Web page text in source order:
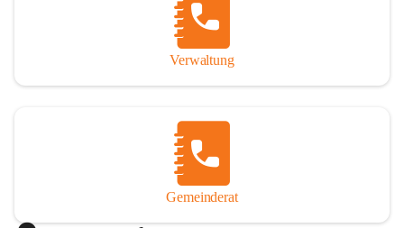
Verwaltung
Gemeinderat